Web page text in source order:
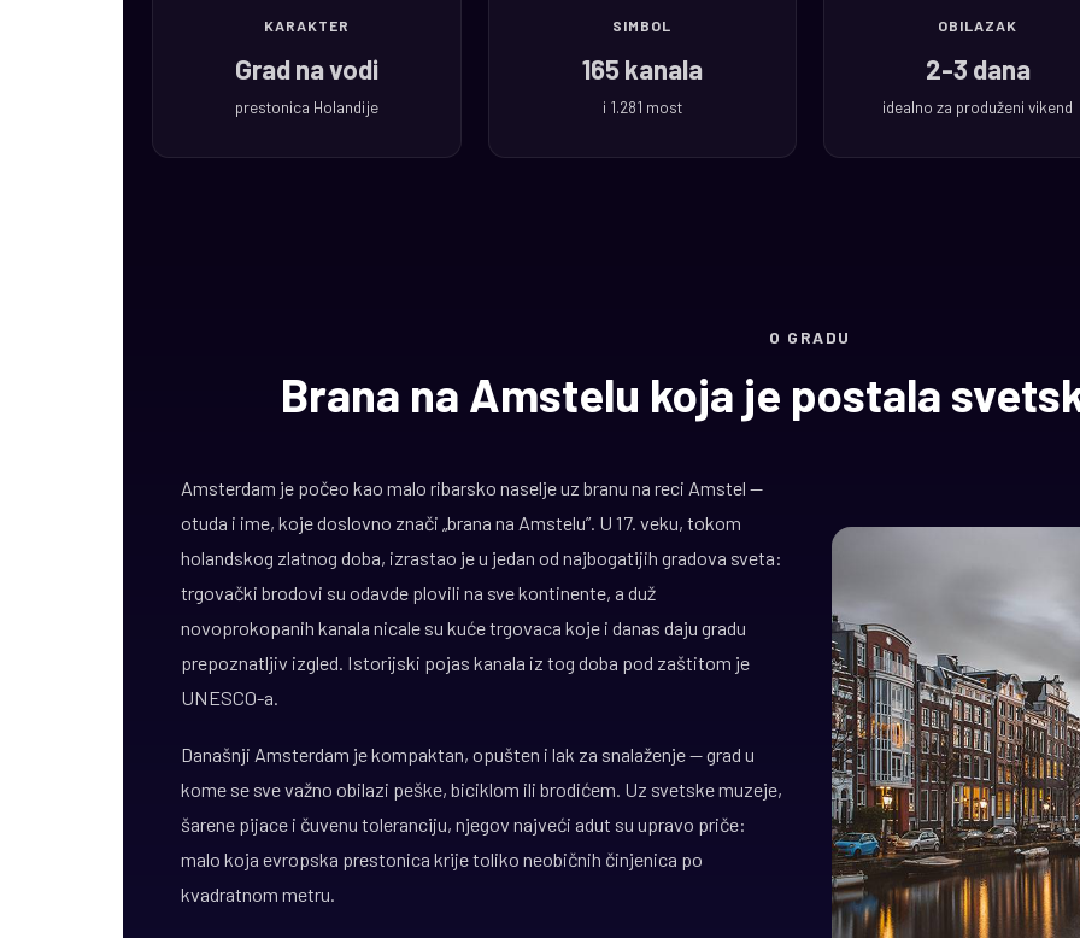
KARAKTER
Grad na vodi
prestonica Holandije
SIMBOL
165 kanala
i 1.281 most
OBILAZAK
2-3 dana
idealno za produženi vikend
O GRADU
Brana na Amstelu koja je postala
Amsterdam je počeo kao malo ribarsko naselje uz branu na reci Amstel —
otuda i ime, koje doslovno znači „brana na Amstelu”. U 17. veku, tokom
holandskog zlatnog doba, izrastao je u jedan od najbogatijih gradova sveta:
trgovački brodovi su odavde plovili na sve kontinente, a duž
novoprokopanih kanala nicale su kuće trgovaca koje i danas daju gradu
prepoznatljiv izgled. Istorijski pojas kanala iz tog doba pod zaštitom je
UNESCO-a.
Današnji Amsterdam je kompaktan, opušten i lak za snalaženje — grad u
kome se sve važno obilazi peške, biciklom ili brodićem. Uz svetske muzeje,
šarene pijace i čuvenu toleranciju, njegov najveći adut su upravo priče:
malo koja evropska prestonica krije toliko neobičnih činjenica po
kvadratnom metru.